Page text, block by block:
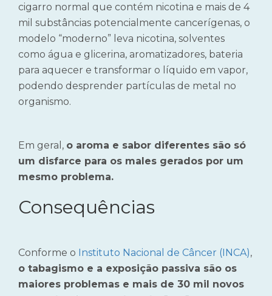
cigarro normal que contém nicotina e mais de 4
mil substâncias potencialmente cancerígenas, o
modelo “moderno” leva nicotina, solventes
como água e glicerina, aromatizadores, bateria
para aquecer e transformar o líquido em vapor,
podendo desprender partículas de metal no
organismo.
Em geral, o aroma e sabor diferentes são só
um disfarce para os males gerados por um
mesmo problema.
Consequências
Conforme o Instituto Nacional de Câncer (INCA),
o tabagismo e a exposição passiva são os
maiores problemas e mais de 30 mil novos